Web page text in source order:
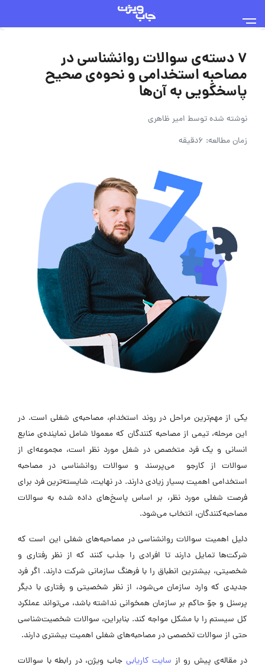
۷ دسته‌ی سوالات روانشناسی در
مصاحبه استخدامی و نحوه‌ی صحیح
پاسخگویی به آن‌ها
نوشته شده توسط امیر ظاهری
زمان مطالعه: 6دقیقه
یکی از مهم‌ترین مراحل در روند استخدام، مصاحبه‌ی شغلی است. در
این مرحله، تیمی از مصاحبه کنندگان که معمولا شامل نماینده‌ی منابع
انسانی و یک فرد متخصص در شغل مورد نظر است، مجموعه‌ای از
سوالات از کارجو می‌پرسند و سوالات روانشناسی در مصاحبه
استخدامی اهمیت بسیار زیادی دارند. در نهایت، شایسته‌ترین فرد برای
فرصت شغلی مورد نظر، بر اساس پاسخ‌های داده شده به سوالات
مصاحبه‌کنندگان، انتخاب می‌شود.
دلیل اهمیت سوالات روانشناسی در مصاحبه‌های شغلی این است که
شرکت‌ها تمایل دارند تا افرادی را جذب کنند که از نظر رفتاری و
شخصیتی، بیشترین انطباق را با فرهنگ سازمانی شرکت دارند. اگر فرد
جدیدی که وارد سازمان می‌شود، از نظر شخصیتی و رفتاری با دیگر
پرسنل و جوّ حاکم بر سازمان همخوانی نداشته باشد، می‌تواند عملکرد
کل سیستم را با مشکل مواجه کند. بنابراین، سوالات شخصیت‌شناسی
حتی از سوالات تخصصی در مصاحبه‌های شغلی اهمیت بیشتری دارند.
در مقاله‌ی پیش رو از سایت کاریابی جاب ویژن، در رابطه با سوالات